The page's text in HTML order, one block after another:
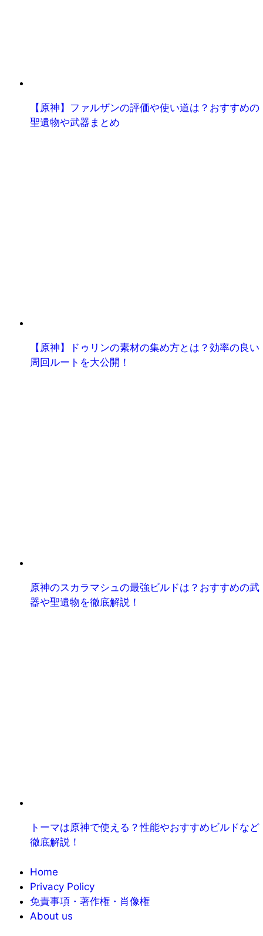
【原神】ファルザンの評価や使い道は？おすすめの
聖遺物や武器まとめ
【原神】ドゥリンの素材の集め方とは？効率の良い
周回ルートを大公開！
原神のスカラマシュの最強ビルドは？おすすめの武
器や聖遺物を徹底解説！
トーマは原神で使える？性能やおすすめビルドなど
徹底解説！
Home
Privacy Policy
免責事項・著作権・肖像権
About us